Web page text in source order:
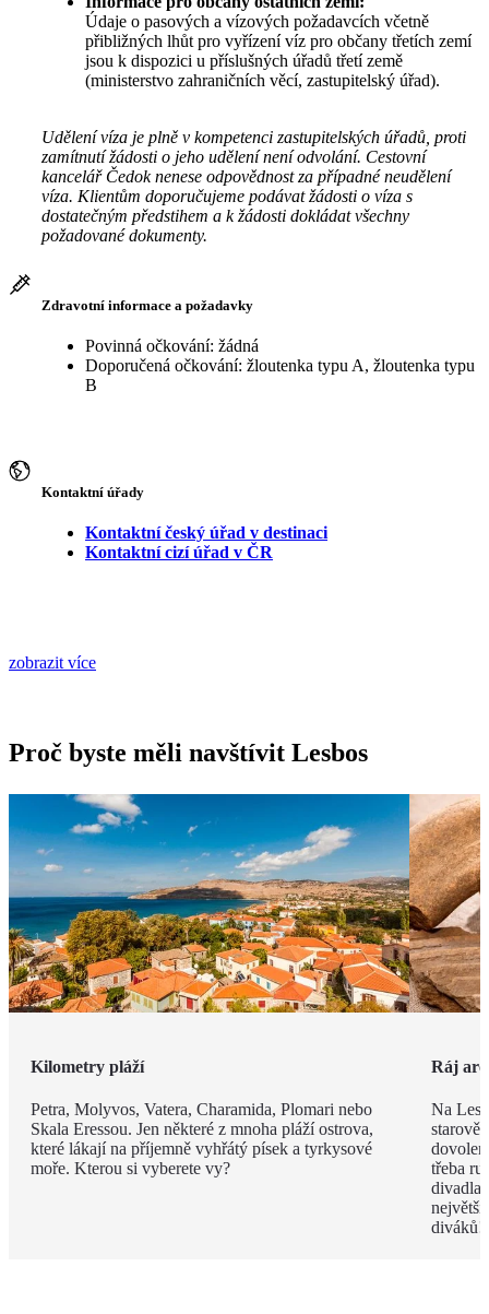
Údaje o pasových a vízových požadavcích včetně
přibližných lhůt pro vyřízení víz pro občany třetích zemí
jsou k dispozici u příslušných úřadů třetí země
(ministerstvo zahraničních věcí, zastupitelský úřad).
Udělení víza je plně v kompetenci zastupitelských úřadů, proti
zamítnutí žádosti o jeho udělení není odvolání. Cestovní
kancelář Čedok nenese odpovědnost za případné neudělení
víza. Klientům doporučujeme podávat žádosti o víza s
dostatečným předstihem a k žádosti dokládat všechny
požadované dokumenty.
Zdravotní informace a požadavky
Povinná očkování: žádná
Doporučená očkování: žloutenka typu A, žloutenka typu
B
Kontaktní úřady
Kontaktní český úřad v destinaci
Kontaktní cizí úřad v ČR
zobrazit více
Proč byste měli navštívit Lesbos
Kilometry pláží
Petra, Molyvos, Vatera, Charamida, Plomari nebo
Skala Eressou. Jen některé z mnoha pláží ostrova,
které lákají na příjemně vyhřátý písek a tyrkysové
moře. Kterou si vyberete vy?
Ráj
Na
třeba
divadla
největší
diváků!